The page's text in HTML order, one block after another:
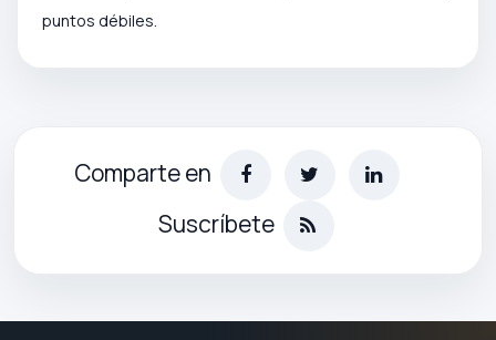
puntos débiles.
Comparte en
Suscríbete